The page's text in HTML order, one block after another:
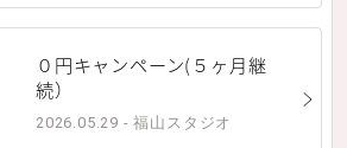
０円キャンペーン(５ヶ月継
続）
2026.05.29 - 福山スタジオ